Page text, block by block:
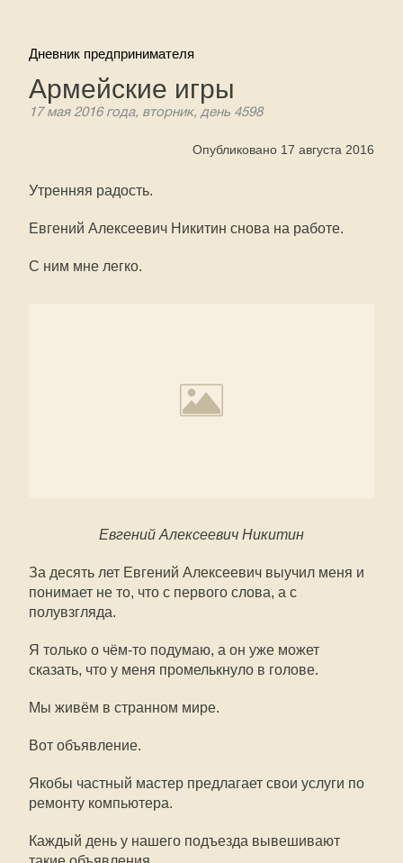
Дневник предпринимателя
Армейские игры
17 мая 2016 года, вторник, день 4598
Опубликовано 17 августа 2016
Утренняя радость.
Евгений Алексеевич Никитин снова на работе.
С ним мне легко.
Евгений Алексеевич Никитин
За десять лет Евгений Алексеевич выучил меня и
понимает не то, что с первого слова, а с
полувзгляда.
Я только о чём-то подумаю, а он уже может
сказать, что у меня промелькнуло в голове.
Мы живём в странном мире.
Вот объявление.
Якобы частный мастер предлагает свои услуги по
ремонту компьютера.
Каждый день у нашего подъезда вывешивают